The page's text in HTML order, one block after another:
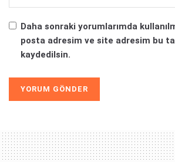
Daha sonraki yorumlarımda
posta adresim ve site adresim bu
kaydedilsin.